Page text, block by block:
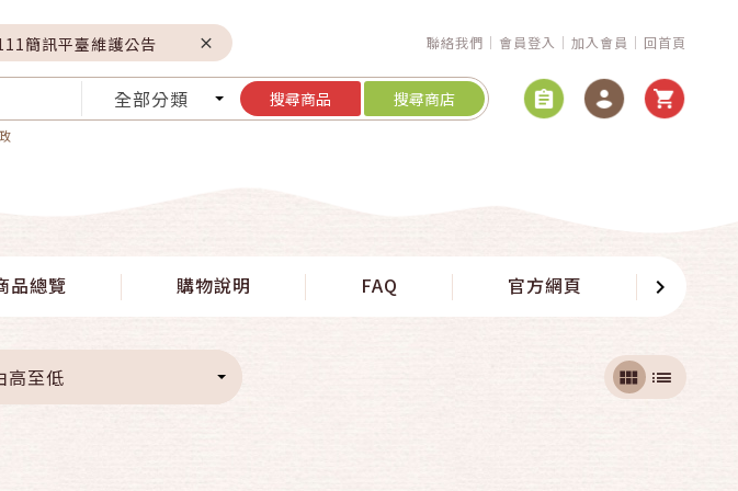
簡訊平臺維護公告 聯絡我們 會員登入 加入會員 回首頁
全部分類 搜尋商品 搜尋商店
品總覽 購物說明 FAQ 官方網頁
高至低